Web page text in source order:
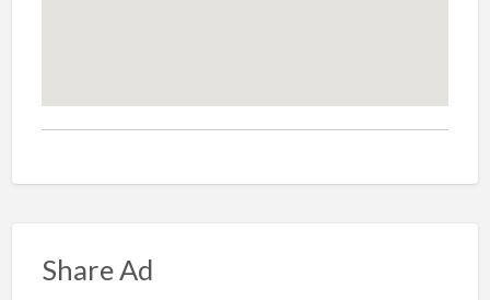
Share Ad